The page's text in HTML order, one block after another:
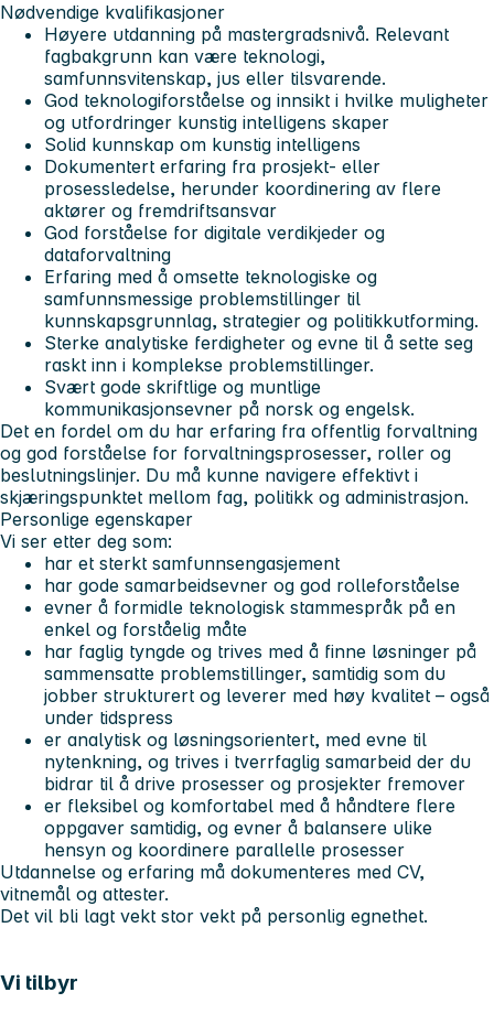
Nødvendige kvalifikasjoner
Høyere utdanning på mastergradsnivå. Relevant
fagbakgrunn kan være teknologi,
samfunnsvitenskap, jus eller tilsvarende.
God teknologiforståelse og innsikt i hvilke muligheter
og utfordringer kunstig intelligens skaper
Solid kunnskap om kunstig intelligens
Dokumentert erfaring fra prosjekt- eller
prosessledelse, herunder koordinering av flere
aktører og fremdriftsansvar
God forståelse for digitale verdikjeder og
dataforvaltning
Erfaring med å omsette teknologiske og
samfunnsmessige problemstillinger til
kunnskapsgrunnlag, strategier og politikkutforming.
Sterke analytiske ferdigheter og evne til å sette seg
raskt inn i komplekse problemstillinger.
Svært gode skriftlige og muntlige
kommunikasjonsevner på norsk og engelsk.
Det en fordel om du har erfaring fra offentlig forvaltning
og god forståelse for forvaltningsprosesser, roller og
beslutningslinjer. Du må kunne navigere effektivt i
skjæringspunktet mellom fag, politikk og administrasjon.
Personlige egenskaper
Vi ser etter deg som:
har et sterkt samfunnsengasjement
har gode samarbeidsevner og god rolleforståelse
evner å formidle teknologisk stammespråk på en
enkel og forståelig måte
har faglig tyngde og trives med å finne løsninger på
sammensatte problemstillinger, samtidig som du
jobber strukturert og leverer med høy kvalitet – også
under tidspress
er analytisk og løsningsorientert, med evne til
nytenkning, og trives i tverrfaglig samarbeid der du
bidrar til å drive prosesser og prosjekter fremover
er fleksibel og komfortabel med å håndtere flere
oppgaver samtidig, og evner å balansere ulike
hensyn og koordinere parallelle prosesser
Utdannelse og erfaring må dokumenteres med CV,
vitnemål og attester.
Det vil bli lagt vekt stor vekt på personlig egnethet.
Vi tilbyr